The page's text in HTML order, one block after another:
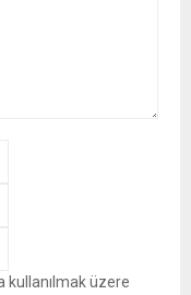
kullanılmak üzere